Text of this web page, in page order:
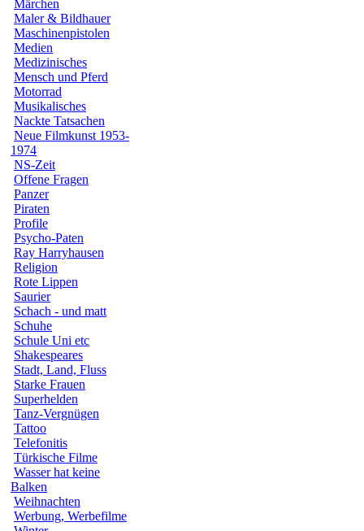
Märchen
Maler & Bildhauer
Maschinenpistolen
Medien
Medizinisches
Mensch und Pferd
Motorrad
Musikalisches
Nackte Tatsachen
Neue Filmkunst 1953-
1974
NS-Zeit
Offene Fragen
Panzer
Piraten
Profile
Psycho-Paten
Ray Harryhausen
Religion
Rote Lippen
Saurier
Schach - und matt
Schuhe
Schule Uni etc
Shakespeares
Stadt, Land, Fluss
Starke Frauen
Superhelden
Tanz-Vergnügen
Tattoo
Telefonitis
Türkische Filme
Wasser hat keine
Balken
Weihnachten
Werbung, Werbefilme